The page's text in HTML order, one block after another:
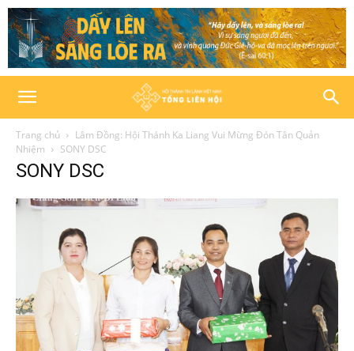
Trang chủ
Lâm Đồng: Hội Thánh Ka Liang Vui Mừng Đón Tân Quản
Nhiệm
SONY DSC
SONY DSC